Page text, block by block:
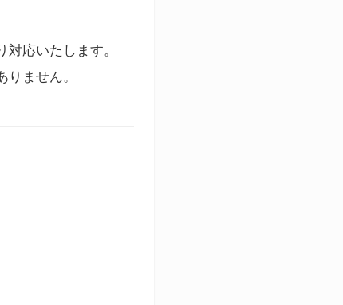
応いたします。
ません。